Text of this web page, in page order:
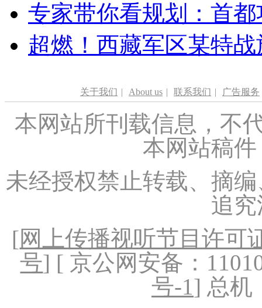
专家带你看规划：首
超燃！西藏军区某特
关于我们 | About us | 联系我们 | 广告服务
本网站所刊载信息，不
本网站稿
未经授权禁止转载、摘
追
[网上传播视听节目许可
号] [ 京公网安备：
号-1] 总机